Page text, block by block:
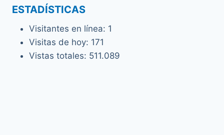
ESTADÍSTICAS
Visitantes en línea: 1
Visitas de hoy: 171
Vistas totales: 511.089